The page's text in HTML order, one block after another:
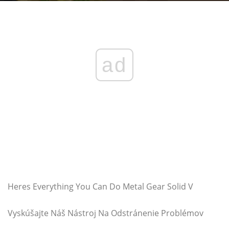
ad
Heres Everything You Can Do Metal Gear Solid V
Vyskúšajte Náš Nástroj Na Odstránenie Problémov